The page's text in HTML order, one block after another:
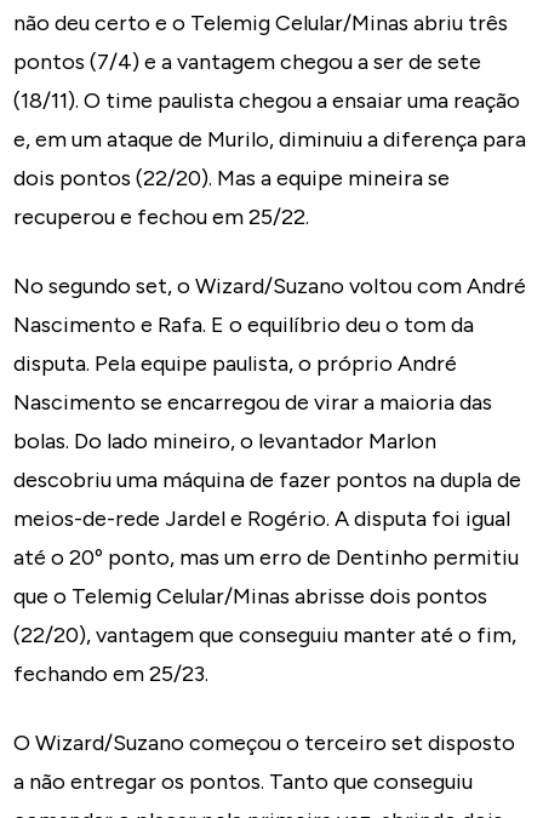
não deu certo e o Telemig Celular/Minas abriu três
pontos (7/4) e a vantagem chegou a ser de sete
(18/11). O time paulista chegou a ensaiar uma reação
e, em um ataque de Murilo, diminuiu a diferença para
dois pontos (22/20). Mas a equipe mineira se
recuperou e fechou em 25/22.
No segundo set, o Wizard/Suzano voltou com André
Nascimento e Rafa. E o equilíbrio deu o tom da
disputa. Pela equipe paulista, o próprio André
Nascimento se encarregou de virar a maioria das
bolas. Do lado mineiro, o levantador Marlon
descobriu uma máquina de fazer pontos na dupla de
meios-de-rede Jardel e Rogério. A disputa foi igual
até o 20º ponto, mas um erro de Dentinho permitiu
que o Telemig Celular/Minas abrisse dois pontos
(22/20), vantagem que conseguiu manter até o fim,
fechando em 25/23.
O Wizard/Suzano começou o terceiro set disposto
a não entregar os pontos. Tanto que conseguiu